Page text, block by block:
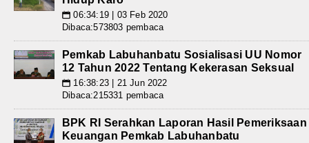
📅 06:34:19 | 03 Feb 2020
Dibaca:573803 pembaca
Pemkab Labuhanbatu Sosialisasi UU Nomor
12 Tahun 2022 Tentang Kekerasan Seksual
📅 16:38:23 | 21 Jun 2022
Dibaca:215331 pembaca
BPK RI Serahkan Laporan Hasil Pemeriksaan
Keuangan Pemkab Labuhanbatu